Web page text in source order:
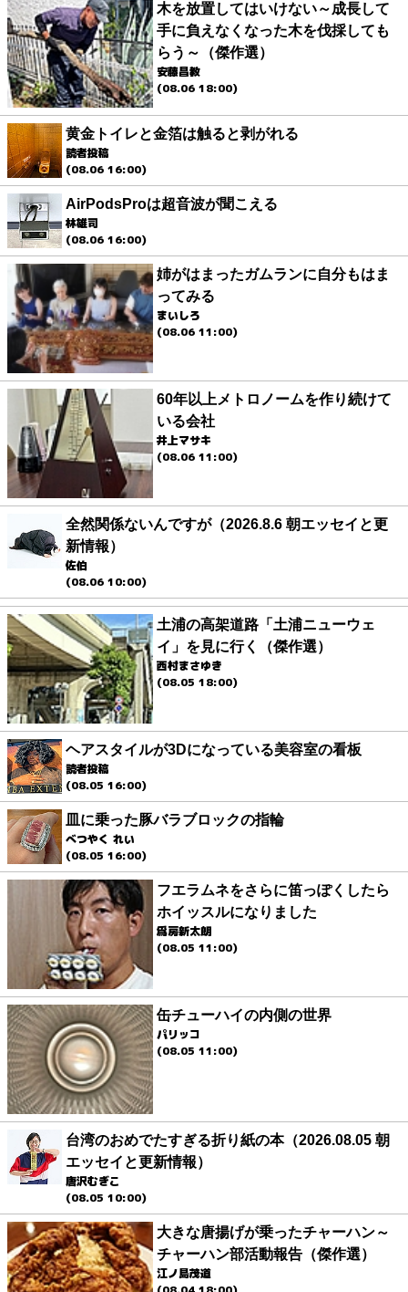
木を放置してはいけない～成長して
手に負えなくなった木を伐採しても
らう～（傑作選）
安藤昌教
(08.06 18:00)
黄金トイレと金箔は触ると剥がれる
読者投稿
(08.06 16:00)
AirPodsProは超音波が聞こえる
林雄司
(08.06 16:00)
姉がはまったガムランに自分もはま
ってみる
まいしろ
(08.06 11:00)
60年以上メトロノームを作り続けて
いる会社
井上マサキ
(08.06 11:00)
全然関係ないんですが（2026.8.6 朝エッセイと更
新情報）
佐伯
(08.06 10:00)
土浦の高架道路「土浦ニューウェ
イ」を見に行く（傑作選）
西村まさゆき
(08.05 18:00)
ヘアスタイルが3Dになっている美容室の看板
読者投稿
(08.05 16:00)
皿に乗った豚バラブロックの指輪
べつやく れい
(08.05 16:00)
フエラムネをさらに笛っぽくしたら
ホイッスルになりました
爲房新太朗
(08.05 11:00)
缶チューハイの内側の世界
パリッコ
(08.05 11:00)
台湾のおめでたすぎる折り紙の本（2026.08.05 朝
エッセイと更新情報）
唐沢むぎこ
(08.05 10:00)
大きな唐揚げが乗ったチャーハン～
チャーハン部活動報告（傑作選）
江ノ島茂道